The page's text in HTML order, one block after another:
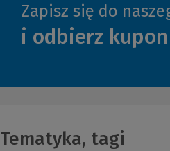
Zapisz się do
i odbierz kupon
Tematyka, tagi